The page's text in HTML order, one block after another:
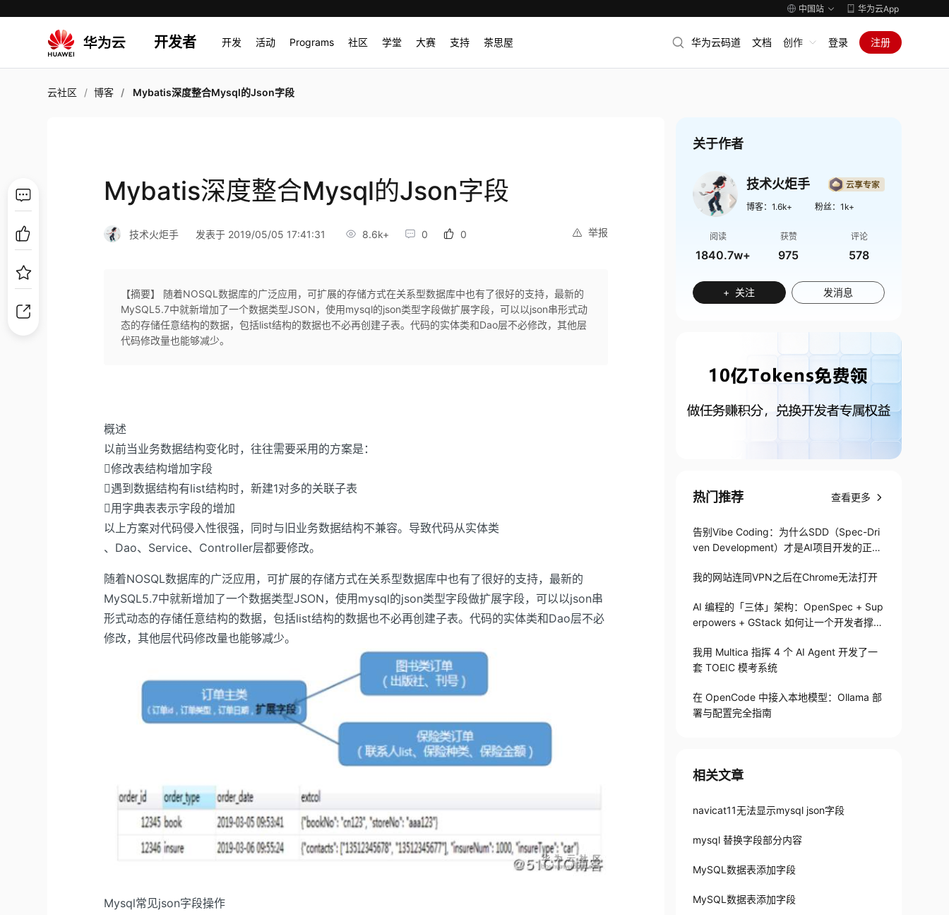
中国站 华为云App
开发者 开发 活动 Programs 社区 学堂 大赛 支持 茶思屋 华为云码道 文档 创作 登录 注册
云社区 博客 Mybatis深度整合Mysql的Json字段
Mybatis深度整合Mysql的Json字段
举报
技术火炬手 发表于 2019/05/05 17:41:31 8.6k+ 0 0
【摘要】 随着NOSQL数据库的广泛应用，可扩展的存储方式在关系型数据库中也有了很好的支持，最新的
MySQL5.7中就新增加了一个数据类型JSON，使用mysql的json类型字段做扩展字段，可以以json串形式动
态的存储任意结构的数据，包括list结构的数据也不必再创建子表。代码的实体类和Dao层不必修改，其他层
代码修改量也能够减少。
概述
以前当业务数据结构变化时，往往需要采用的方案是：
修改表结构增加字段
遇到数据结构有list结构时，新建1对多的关联子表
用字典表表示字段的增加
以上方案对代码侵入性很强，同时与旧业务数据结构不兼容。导致代码从实体类
、Dao、Service、Controller层都要修改。
随着NOSQL数据库的广泛应用，可扩展的存储方式在关系型数据库中也有了很好的支持，最新的
MySQL5.7中就新增加了一个数据类型JSON，使用mysql的json类型字段做扩展字段，可以以json串
形式动态的存储任意结构的数据，包括list结构的数据也不必再创建子表。代码的实体类和Dao层不必
修改，其他层代码修改量也能够减少。
Mysql常见json字段操作
关于作者
技术火炬手
博客： 1.6k+ 粉丝： 1k+
阅读
1840.7w+
获赞
975
评论
578
+ 关注 发消息
热门推荐 查看更多
告别Vibe Coding：为什么SDD（Spec-Dri
ven Development）才是AI项目开发的正确
我的网站连同VPN之后在Chrome无法打开
AI 编程的「三体」架构：OpenSpec + Sup
erpowers + GStack 如何让一个开发者撑起
我用 Multica 指挥 4 个 AI Agent 开发了一
套 TOEIC 模考系统
在 OpenCode 中接入本地模型：Ollama 部
署与配置完全指南
相关文章
navicat11无法显示mysql json字段
mysql 替换字段部分内容
MySQL数据表添加字段
MySQL数据表添加字段